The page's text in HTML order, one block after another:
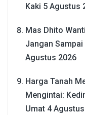
Kaki 5 Agustus
Mas Dhito
Jangan
Agustus 2026
Harga Tanah
Mengintai:
Umat 4